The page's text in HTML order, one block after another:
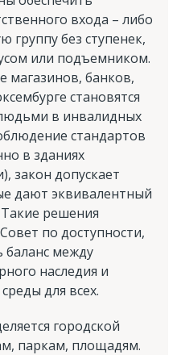
входа – либо
группу без ступенек,
или подъемником.
магазинов, банков,
становятся
в инвалидных
стандартов
в зданиях
закон допускает
дают эквивалентный
решения
по доступности,
баланс между
наследия и
для всех.
городской
паркам, площадям.